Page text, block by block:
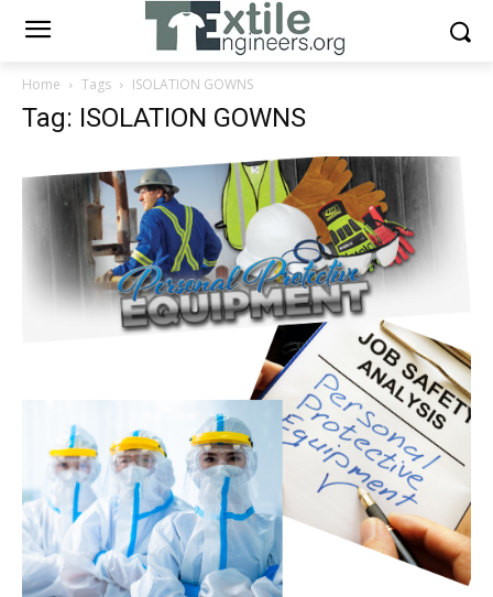
Home Tags ISOLATION GOWNS
Tag: ISOLATION GOWNS